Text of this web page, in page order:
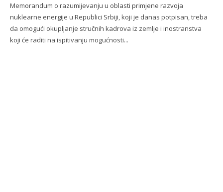
Memorandum o razumijevanju u oblasti primjene razvoja
nuklearne energije u Republici Srbiji, koji je danas potpisan, treba
da omogući okupljanje stručnih kadrova iz zemlje i inostranstva
koji će raditi na ispitivanju mogućnosti...